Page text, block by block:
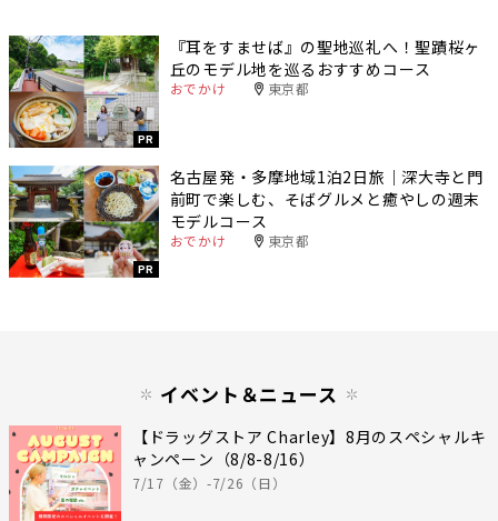
PR
『耳をすませば』の聖地巡礼へ！聖蹟桜ヶ
丘のモデル地を巡るおすすめコース
おでかけ 東京都
PR
名古屋発・多摩地域1泊2日旅｜深大寺と門
前町で楽しむ、そばグルメと癒やしの週末
モデルコース
おでかけ 東京都
イベント＆ニュース
【ドラッグストア Charley】8月のスペシャルキ
ャンペーン（8/8-8/16）
7/17（金）-7/26（日）